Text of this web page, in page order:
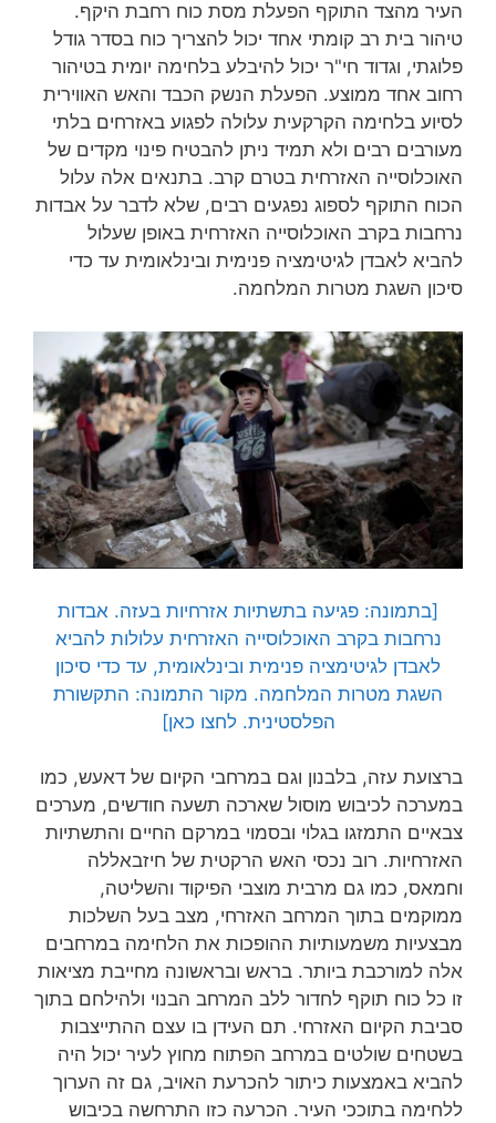
העיר מהצד התוקף הפעלת מסת כוח רחבת היקף.
טיהור בית רב קומתי אחד יכול להצריך כוח בסדר גודל
פלוגתי, וגדוד חי"ר יכול להיבלע בלחימה יומית בטיהור
רחוב אחד ממוצע. הפעלת הנשק הכבד והאש האווירית
לסיוע בלחימה הקרקעית עלולה לפגוע באזרחים בלתי
מעורבים רבים ולא תמיד ניתן להבטיח פינוי מקדים של
האוכלוסייה האזרחית בטרם קרב. בתנאים אלה עלול
הכוח התוקף לספוג נפגעים רבים, שלא לדבר על אבדות
נרחבות בקרב האוכלוסייה האזרחית באופן שעלול
להביא לאבדן לגיטימציה פנימית ובינלאומית עד כדי
סיכון השגת מטרות המלחמה.
[בתמונה: פגיעה בתשתיות אזרחיות בעזה. אבדות
נרחבות בקרב האוכלוסייה האזרחית עלולות להביא
לאבדן לגיטימציה פנימית ובינלאומית, עד כדי סיכון
השגת מטרות המלחמה. מקור התמונה: התקשורת
הפלסטינית. לחצו כאן]
ברצועת עזה, בלבנון וגם במרחבי הקיום של דאעש, כמו
במערכה לכיבוש מוסול שארכה תשעה חודשים, מערכים
צבאיים התמזגו בגלוי ובסמוי במרקם החיים והתשתיות
האזרחיות. רוב נכסי האש הרקטית של חיזבאללה
וחמאס, כמו גם מרבית מוצבי הפיקוד והשליטה,
ממוקמים בתוך המרחב האזרחי, מצב בעל השלכות
מבצעיות משמעותיות ההופכות את הלחימה במרחבים
אלה למורכבת ביותר. בראש ובראשונה מחייבת מציאות
זו כל כוח תוקף לחדור ללב המרחב הבנוי ולהילחם בתוך
סביבת הקיום האזרחי. תם העידן בו עצם ההתייצבות
בשטחים שולטים במרחב הפתוח מחוץ לעיר יכול היה
להביא באמצעות כיתור להכרעת האויב, גם זה הערוך
ללחימה בתוככי העיר. הכרעה כזו התרחשה בכיבוש